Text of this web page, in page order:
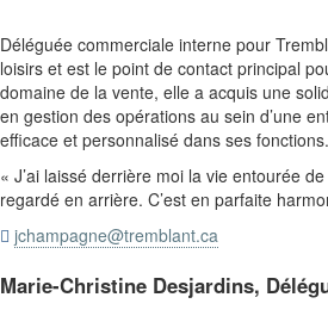
Déléguée commerciale interne pour
loisirs et est le point de contact principal
domaine de la vente, elle a acquis une
en gestion des opérations au sein d’une
efficace et personnalisé dans ses fonctions.
« J’ai laissé derrière moi la vie entourée
regardé en arrière. C’est en parfaite
 jchampagne@tremblant.ca
Marie-Christine Desjardins,